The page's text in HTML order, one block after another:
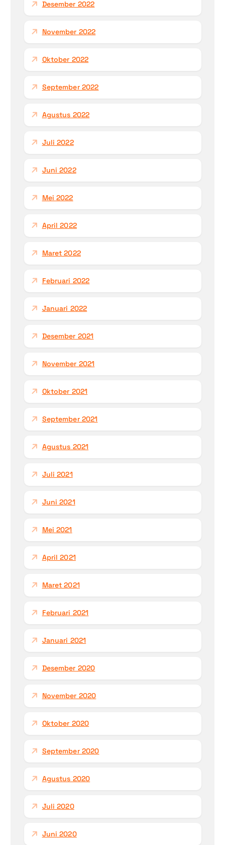
Desember 2022
November 2022
Oktober 2022
September 2022
Agustus 2022
Juli 2022
Juni 2022
Mei 2022
April 2022
Maret 2022
Februari 2022
Januari 2022
Desember 2021
November 2021
Oktober 2021
September 2021
Agustus 2021
Juli 2021
Juni 2021
Mei 2021
April 2021
Maret 2021
Februari 2021
Januari 2021
Desember 2020
November 2020
Oktober 2020
September 2020
Agustus 2020
Juli 2020
Juni 2020